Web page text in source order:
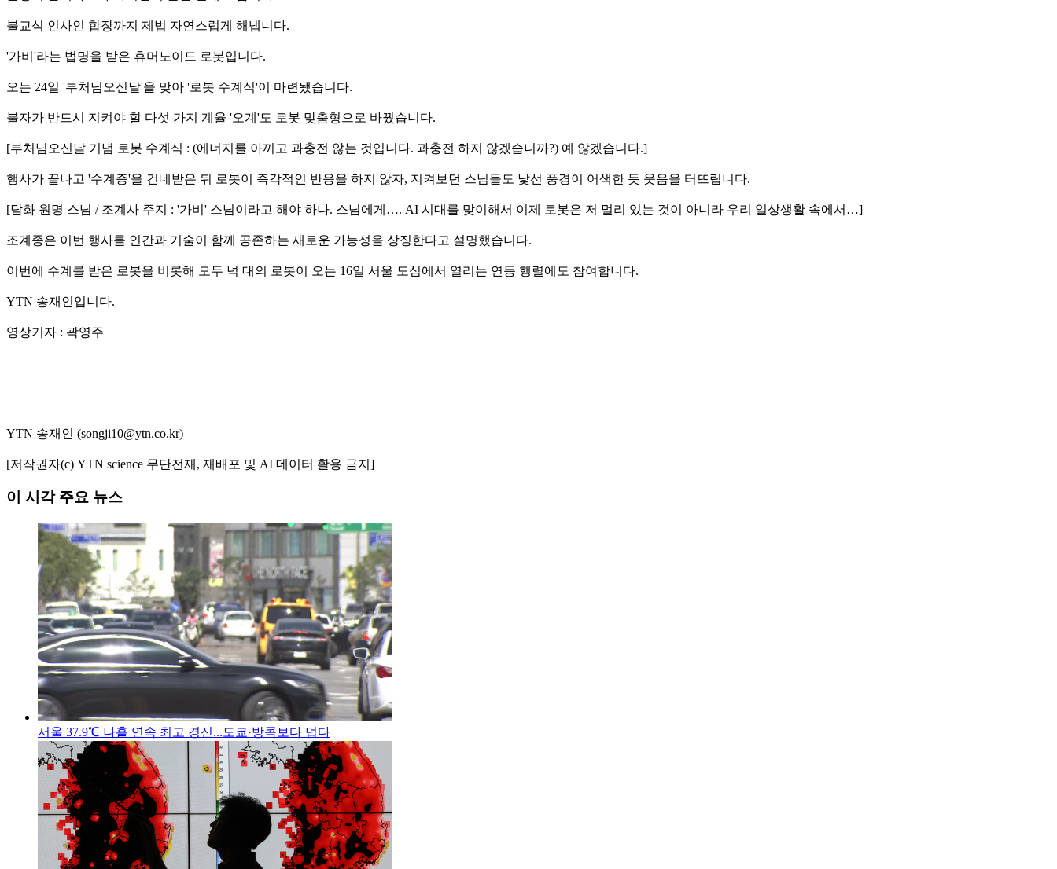
불교식 인사인 합장까지 제법 자연스럽게 해냅니다.
'가비'라는 법명을 받은 휴머노이드 로봇입니다.
오는 24일 '부처님오신날'을 맞아 '로봇 수계식'이 마련됐습니다.
불자가 반드시 지켜야 할 다섯 가지 계율 '오계'도 로봇 맞춤형으로 바꿨습니다.
[부처님오신날 기념 로봇 수계식 : (에너지를 아끼고 과충전 않는 것입니다. 과충전 하지 않겠습니까?) 예 않겠습니다.]
행사가 끝나고 '수계증'을 건네받은 뒤 로봇이 즉각적인 반응을 하지 않자, 지켜보던 스님들도 낯선 풍경이 어색한 듯 웃음을 터뜨립니다.
[담화 원명 스님 / 조계사 주지 : '가비' 스님이라고 해야 하나. 스님에게…. AI 시대를 맞이해서 이제 로봇은 저 멀리 있는 것이 아니라 우리 일상생활 속에서…]
조계종은 이번 행사를 인간과 기술이 함께 공존하는 새로운 가능성을 상징한다고 설명했습니다.
이번에 수계를 받은 로봇을 비롯해 모두 넉 대의 로봇이 오는 16일 서울 도심에서 열리는 연등 행렬에도 참여합니다.
YTN 송재인입니다.
영상기자 : 곽영주
YTN 송재인 (songji10@ytn.co.kr)
[저작권자(c) YTN science 무단전재, 재배포 및 AI 데이터 활용 금지]
이 시각 주요 뉴스
서울 37.9℃ 나흘 연속 최고 경신...도쿄·방콕보다 덥다